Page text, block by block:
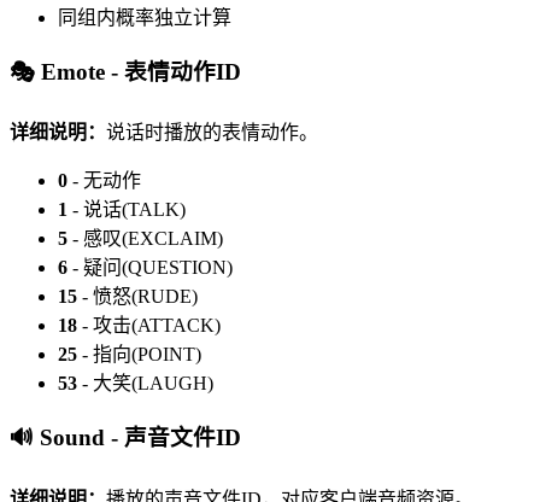
同组内概率独立计算
🎭 Emote - 表情动作ID
详细说明： 说话时播放的表情动作。
0 - 无动作
1 - 说话(TALK)
5 - 感叹(EXCLAIM)
6 - 疑问(QUESTION)
15 - 愤怒(RUDE)
18 - 攻击(ATTACK)
25 - 指向(POINT)
53 - 大笑(LAUGH)
🔊 Sound - 声音文件ID